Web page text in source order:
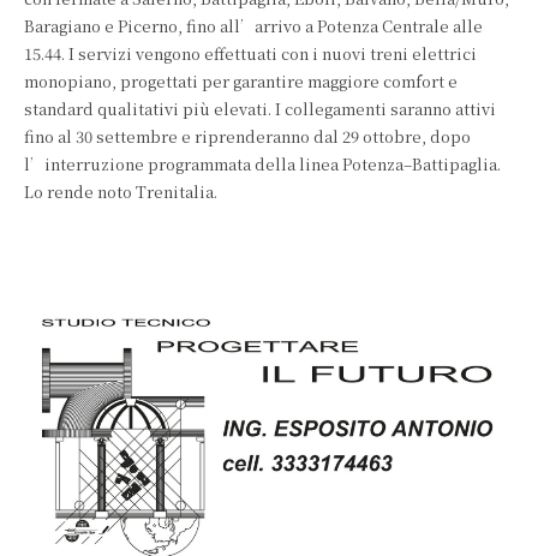
Baragiano e Picerno, fino all’arrivo a Potenza Centrale alle
15.44. I servizi vengono effettuati con i nuovi treni elettrici
monopiano, progettati per garantire maggiore comfort e
standard qualitativi più elevati. I collegamenti saranno attivi
fino al 30 settembre e riprenderanno dal 29 ottobre, dopo
l’interruzione programmata della linea Potenza–Battipaglia.
Lo rende noto Trenitalia.